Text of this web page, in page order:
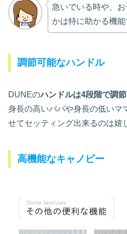
急いでいる時や、
かは特に助かる機能
調節可能なハンドル
DUNEのハンドルは4段階で調
身長の高いパパや身長の低いマ
せてセッティング出来るのは嬉
高機能なキャノピー